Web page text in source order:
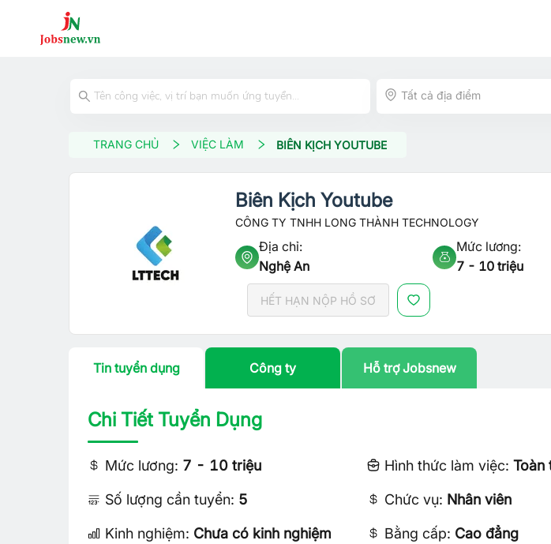
Tất cả địa điểm
TRANG CHỦ VIỆC LÀM BIÊN KỊCH YOUTUBE
Biên Kịch Youtube
CÔNG TY TNHH LONG THÀNH TECHNOLOGY
Địa chỉ:
Nghệ An
Mức lương:
7 - 10 triệu
HẾT HẠN NỘP HỒ SƠ
Tin tuyển dụng Công ty Hỗ trợ Jobsnew
Chi Tiết Tuyển Dụng
Mức lương: 7 - 10 triệu Hình thức làm việc:Toàn
Số lượng cần tuyển: 5 Chức vụ: Nhân viên
Kinh nghiệm: Chưa có kinh nghiệm Bằng cấp: Cao đẳng